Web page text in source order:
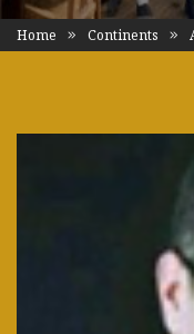
Home Continents